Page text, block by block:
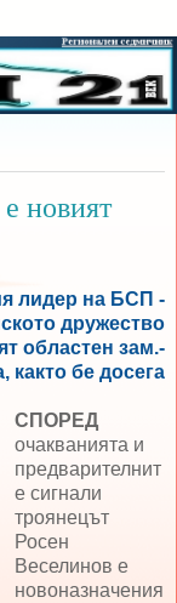
новият
лидер на БСП -
дружество
областен зам.-
бе досега
СПОРЕД
очакванията и
предварителнит
е сигнали
троянецът
Росен
Веселинов е
новоназначения